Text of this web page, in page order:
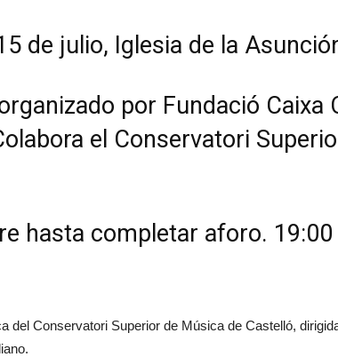
de julio, Iglesia de la
por Fundació
el Conservatori
hasta completar aforo. 19:00
del Conservatori Superior de Música de Castelló,